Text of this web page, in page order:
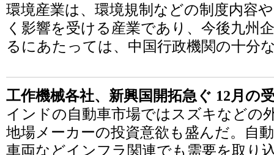
環境産業は、環境規制などの制度内容
く影響を受ける産業であり、今後九州
るにあたっては、中国行政機関の十分
工作機械各社、新興国開拓急ぐ 12月の
インドの自動車市場ではスズキなどの
地場メーカーの投資意欲も盛んだ。自
車両などインフラ関連でも需要を取り